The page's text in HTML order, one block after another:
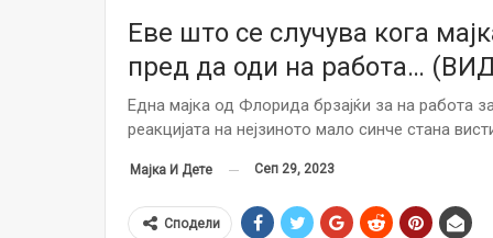
Еве што се случува кога
пред да оди на работа…
Една мајка од Флорида брзајќи за на работа
реакцијата на нејзиното мало синче стана
Мајка И Дете Сеп 29, 2023
Сподели